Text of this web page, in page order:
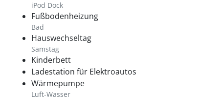
iPod Dock
Fußbodenheizung
Bad
Hauswechseltag
Samstag
Kinderbett
Ladestation für Elektroautos
Wärmepumpe
Luft-Wasser